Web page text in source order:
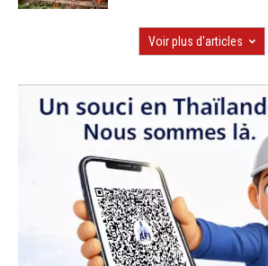
Voir plus d'articles